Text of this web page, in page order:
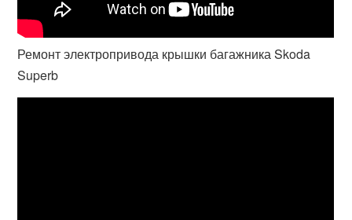
Ремонт электропривода крышки багажника Skoda
Superb